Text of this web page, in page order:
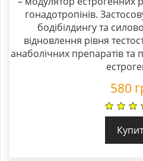
гонадотропінів.
бодібілдингу та
відновлення рівня
анаболічних препаратів
580